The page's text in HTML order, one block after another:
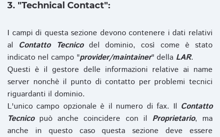
3. "Technical Contact":
I campi di questa sezione devono contenere i dati relativi
al Contatto Tecnicodel dominio, così come è stato
indicato nel campo "provider/maintainer" della LAR.
Questi è il gestore delle informazioni relative ai name
server nonchè il punto di contatto per problemi tecnici
riguardanti il dominio.
L'unico campo opzionale è il numero di fax. Il Contatto
Tecnicopuò anche coincidere con il Proprietario, ma
anche in questo caso questa sezione deve essere